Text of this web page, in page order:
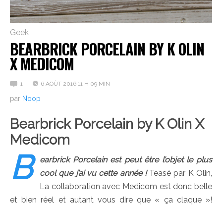
Geek
BEARBRICK PORCELAIN BY K OLIN
X MEDICOM
1 6 AOÛT 2016 11 H 09 MIN
par Noop
Bearbrick Porcelain by K Olin X
Medicom
B
earbrick Porcelain est peut être l’objet le plus
cool que j’ai vu cette année !Teasé par K Olin,
La collaboration avec Medicom est donc belle
et bien réel et autant vous dire que « ça claque »!